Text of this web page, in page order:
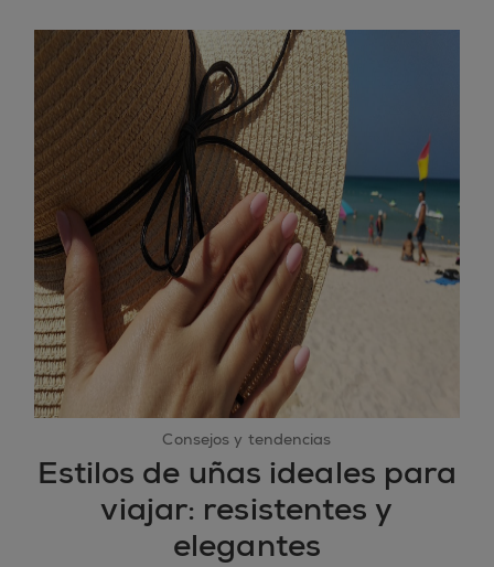
Consejos y tendencias
Estilos de uñas ideales para
viajar: resistentes y
elegantes